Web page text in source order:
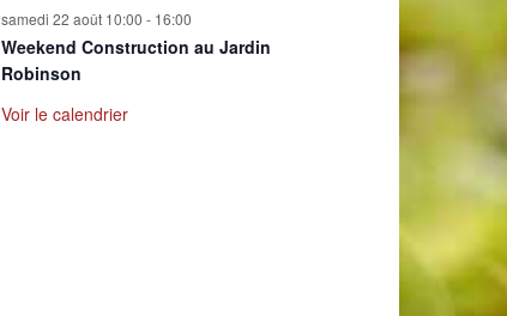
samedi 22 août 10:00 - 16:00
Weekend Construction au Jardin
Robinson
Voir le calendrier